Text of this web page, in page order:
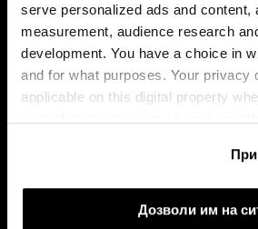
serve personalized ads and content,
measurement, audience research
development. You have a choice in
and for what purposes. Your privacy
applicable on this digital property
If you allow, we would also like to:
Дозволи им на
стабилност
зошто
војната